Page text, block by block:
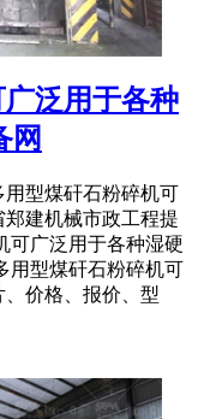
泛用于各种
网
型煤矸石粉碎机可
建机械市政工程提
可广泛用于各种湿硬
用型煤矸石粉碎机可
价格、报价、型